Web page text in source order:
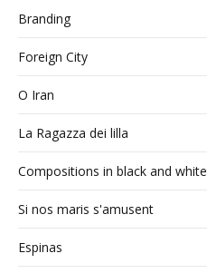
Branding
Foreign City
O Iran
La Ragazza dei lilla
Compositions in black and white
Si nos maris s'amusent
Espinas